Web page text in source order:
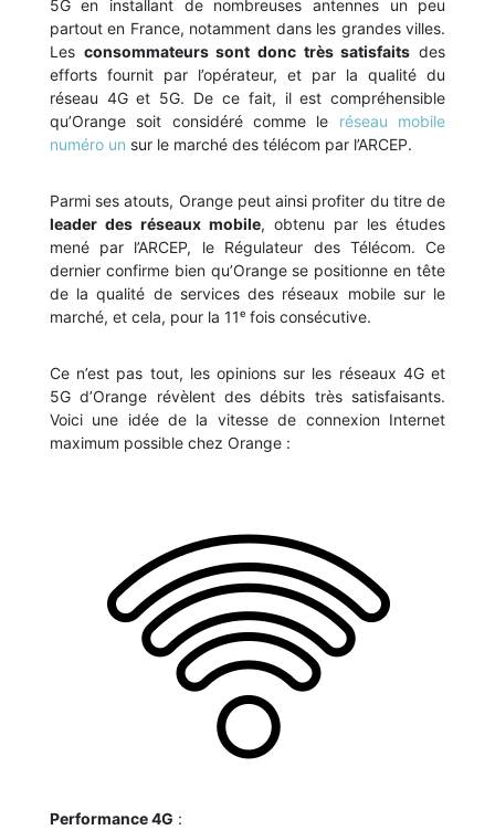
5G en installant de nombreuses antennes un peu
partout en France, notamment dans les grandes villes.
Les consommateurs sont donc très satisfaits des
efforts fournit par l’opérateur, et par la qualité du
réseau 4G et 5G. De ce fait, il est compréhensible
qu’Orange soit considéré comme le réseau mobile
numéro un sur le marché des télécom par l’ARCEP.
Parmi ses atouts, Orange peut ainsi profiter du titre de
leader des réseaux mobile, obtenu par les études
mené par l’ARCEP, le Régulateur des Télécom. Ce
dernier confirme bien qu’Orange se positionne en tête
de la qualité de services des réseaux mobile sur le
marché, et cela, pour la 11ᵉ fois consécutive.
Ce n’est pas tout, les opinions sur les réseaux 4G et
5G d’Orange révèlent des débits très satisfaisants.
Voici une idée de la vitesse de connexion Internet
maximum possible chez Orange :
Performance 4G :